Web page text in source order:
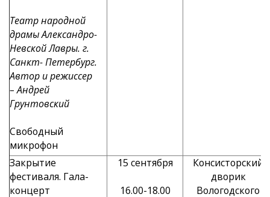
Театр народной
драмы Александро-
Невской Лавры. г.
Санкт- Петербург.
Автор и режиссер
– Андрей
Грунтовский
Свободный
микрофон
Закрытие
фестиваля. Гала-
концерт
15 сентября
16.00-18.00
Консисторский
дворик
Вологодского